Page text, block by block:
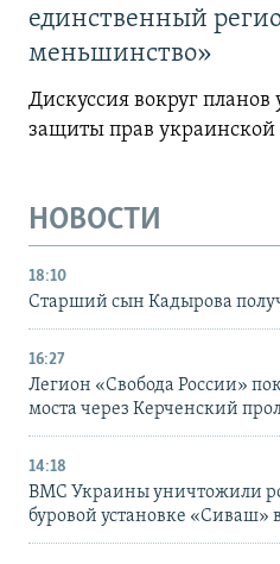
единственный
меньшинство»
Дискуссия вокруг планов
защиты прав
НОВОСТИ
18:10
Старший сын Кадырова
16:27
Легион «Свобода России»
моста через Керченский
14:18
ВМС Украины уничтожили
буровой установке «Сиваш»